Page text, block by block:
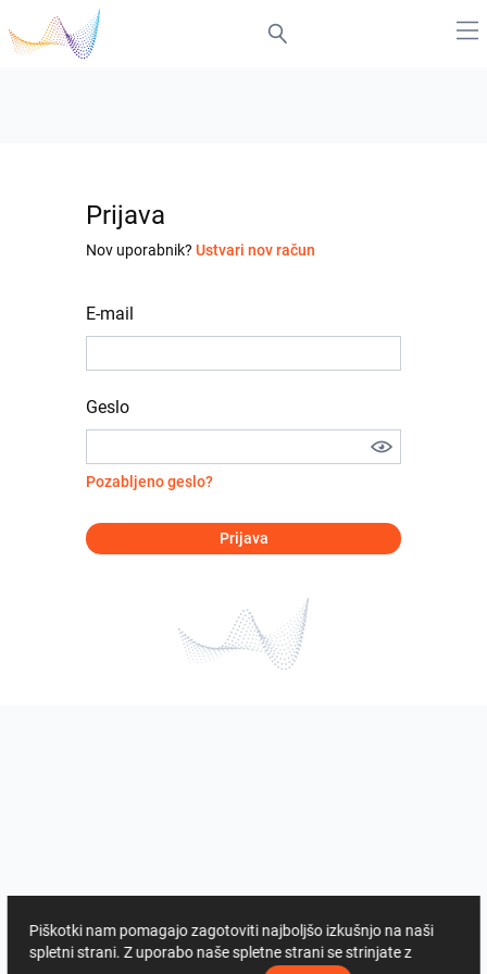
Prijava
Nov uporabnik? Ustvari nov račun
E-mail
Geslo
Pozabljeno geslo?
Prijava
Piškotki nam pomagajo zagotoviti najboljšo izkušnjo na naši
spletni strani. Z uporabo naše spletne strani se strinjate z